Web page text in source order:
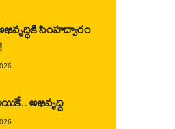
సింహద్వారం
అభివృద్ధి